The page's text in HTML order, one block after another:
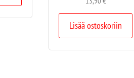
Lisää ostoskoriin